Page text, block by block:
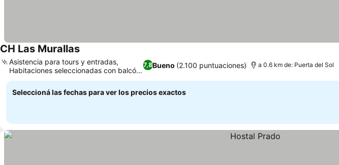
CH Las Murallas
7,8Bueno (2.100 puntuaciones)
Asistencia para tours y entradas,
Habitaciones seleccionadas con balcón
o terraza
a 0.6 km de: Puerta del Sol
Seleccioná las fechas para ver los precios exactos